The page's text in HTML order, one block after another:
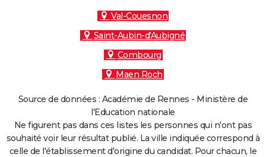
Val-Couesnon
Saint-Aubin-d'Aubigné
Combourg
Maen Roch
Source de données : Académie de Rennes - Ministère de
l'Education nationale
Ne figurent pas dans ces listes les personnes qui n'ont pas
souhaité voir leur résultat publié. La ville indiquée correspond à
celle de l'établissement d'origine du candidat. Pour chacun, le